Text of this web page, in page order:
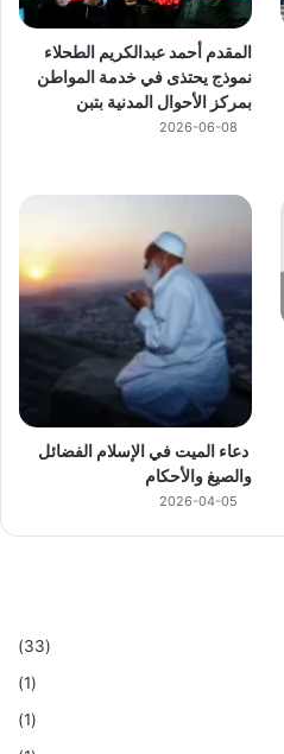
المقدم أحمد عبدالكريم الطحلاء
نموذج يحتذى في خدمة المواطن
بمركز الأحوال المدنية بتبن
2026-06-08
دعاء الميت في الإسلام الفضائل
والصيغ والأحكام
2026-04-05
(33)
(1)
(1)